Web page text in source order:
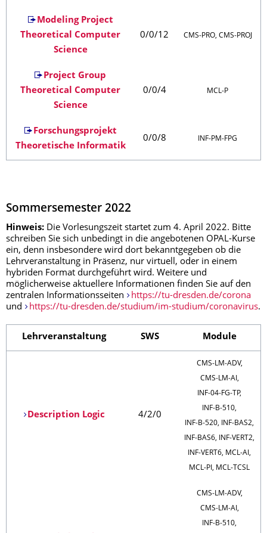
Modeling Project
Theoretical Computer
Science
0/0/12 CMS‑PRO, CMS‑PROJ
Project Group
Theoretical Computer
Science
0/0/4 MCL‑P
Forschungsprojekt
Theoretische Informatik
0/0/8 INF‑PM‑FPG
Sommersemester 2022
Hinweis: Die Vorlesungszeit startet zum 4. April 2022. Bitte
schreiben Sie sich unbedingt in die angebotenen OPAL-Kurse
ein, denn insbesondere wird dort bekanntgegeben ob die
Lehrveranstaltung in Präsenz, nur virtuell, oder in einem
hybriden Format durchgeführt wird. Weitere und
möglicherweise aktuellere Informationen finden Sie auf den
zentralen Informationsseiten
https://tu-dresden.de/corona
und
https://tu-dresden.de/studium/im-studium/coronavirus.
Lehrveranstaltung SWS Module
Description Logic 4/2/0
CMS‑LM‑ADV,
CMS‑LM‑AI,
INF‑04‑FG‑TP,
INF‑B‑510,
INF‑B‑520, INF‑BAS2,
INF‑BAS6, INF‑VERT2,
INF‑VERT6, MCL‑AI,
MCL‑PI, MCL‑TCSL
CMS‑LM‑ADV,
CMS‑LM‑AI,
INF‑B‑510,